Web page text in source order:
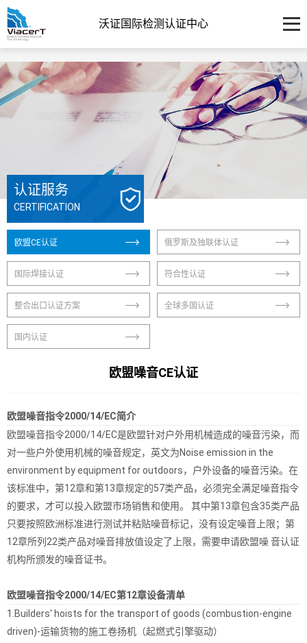
沃证国际检测认证中心
认证服务
CERTIFICATION
欧盟CE认证 俄罗斯及独联体认证
国际焊接认证 符合性认证
整合出口认证方案 全球多国认证
国内认证
欧盟噪音CE认证
欧盟噪音指令2000/14/EC简介
欧盟噪音指令2000/14/EC是欧盟针对户外用机械造成的噪音污染，而
对一些户外使用机械的噪音规定，英文为Noise emission in the
environment by equipment for outdoors，户外设备的噪音污染。在
该标准中，第12章和第13章规定的57类产品，必须完全满足噪音指令
的要求，才可以投入欧盟市场销售和使用。 其中第13章包含35类产品
只要按照欧洲标准进行测试并粘贴噪音标记，没有设定噪音上限；第
12章所列22类产品对噪音排放值设定了上限，需要申请欧盟噪 音认证
机构所颁发的噪音证书。
欧盟噪音指令2000/14/EC第12章设备清单
1.Builders' hoists for the transport of goods (combustion-engine
driven)-运输货物的施工卷扬机（起燃式引擎驱动）